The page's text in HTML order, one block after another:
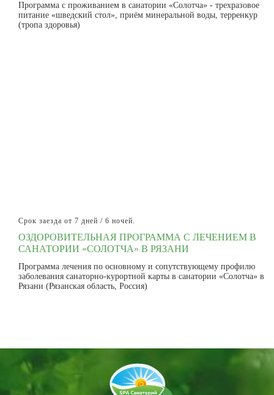
Программа с проживанием в санатории «Солотча» - трехразовое
питание «шведский стол», приём минеральной воды, терренкур
(тропа здоровья)
Срок заезда от 7 дней / 6 ночей.
ОЗДОРОВИТЕЛЬНАЯ ПРОГРАММА С ЛЕЧЕНИЕМ В
САНАТОРИИ «СОЛОТЧА» В РЯЗАНИ
Программа лечения по основному и сопутствующему профилю
заболевания санаторно-курортной карты в санатории «Солотча» в
Рязани (Рязанская область, Россия)